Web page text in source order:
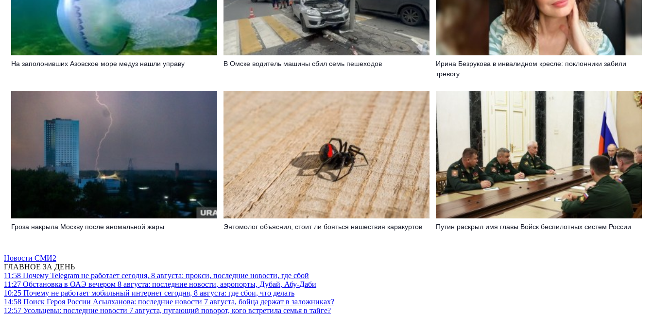
На заполонивших Азовское море медуз нашли управу В Омске водитель машины сбил семь пешеходов
Ирина Безрукова в инвалидном кресле: поклонники забили
тревогу
Гроза накрыла Москву после аномальной жары Энтомолог объяснил, стоит ли бояться нашествия каракуртов Путин раскрыл имя главы Войск беспилотных систем России
Новости СМИ2
ГЛАВНОЕ ЗА ДЕНЬ
11:58 Почему Telegram не работает сегодня, 8 августа: прокси, последние новости, где сбой
11:27 Обстановка в ОАЭ вечером 8 августа: последние новости, аэропорты, Дубай, Абу-Даби
10:25 Почему не работает мобильный интернет сегодня, 8 августа: где сбои, что делать
14:58 Поиск Героя России Асылханова: последние новости 7 августа, бойца держат в заложниках?
12:57 Усольцевы: последние новости 7 августа, пугающий поворот, кого встретила семья в тайге?